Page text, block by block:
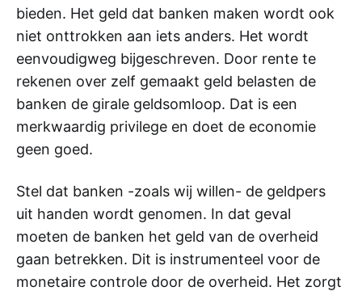
bieden. Het geld dat banken maken wordt ook
niet onttrokken aan iets anders. Het wordt
eenvoudigweg bijgeschreven. Door rente te
rekenen over zelf gemaakt geld belasten de
banken de girale geldsomloop. Dat is een
merkwaardig privilege en doet de economie
geen goed.
Stel dat banken -zoals wij willen- de geldpers
uit handen wordt genomen. In dat geval
moeten de banken het geld van de overheid
gaan betrekken. Dit is instrumenteel voor de
monetaire controle door de overheid. Het zorgt